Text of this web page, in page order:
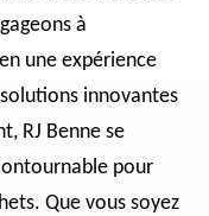
à
une expérience
innovantes
RJ Benne se
pour
Que vous soyez